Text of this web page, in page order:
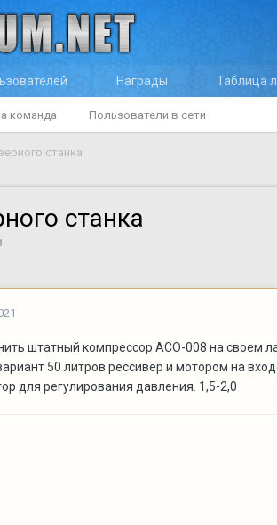
команда Пользователи в сети
Награды Таблица
станка
станка
штатный компрессор АСО-008 на своем
50 литров рессивер и мотором на
для регулирования давления. 1,5-2,0